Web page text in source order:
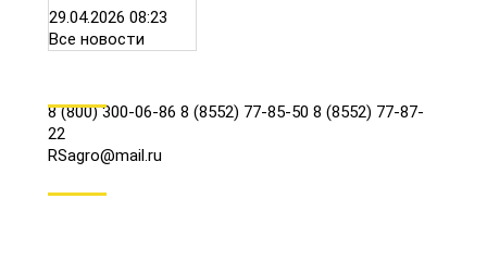
29.04.2026 08:23
Все новости
8 (800) 300-06-86 8 (8552) 77-85-50 8 (8552) 77-87-
22
RSagro@mail.ru